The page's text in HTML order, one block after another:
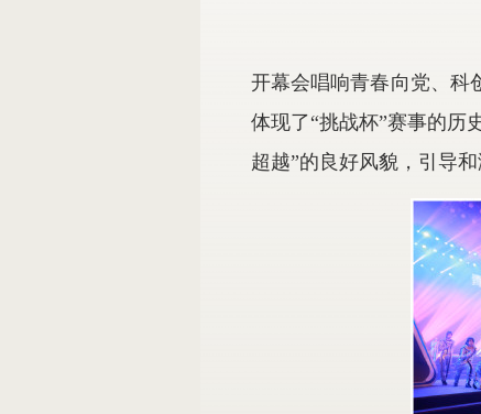
开幕会唱响青春向党、科
体现了“挑战杯”赛事的历
超越”的良好风貌，引导